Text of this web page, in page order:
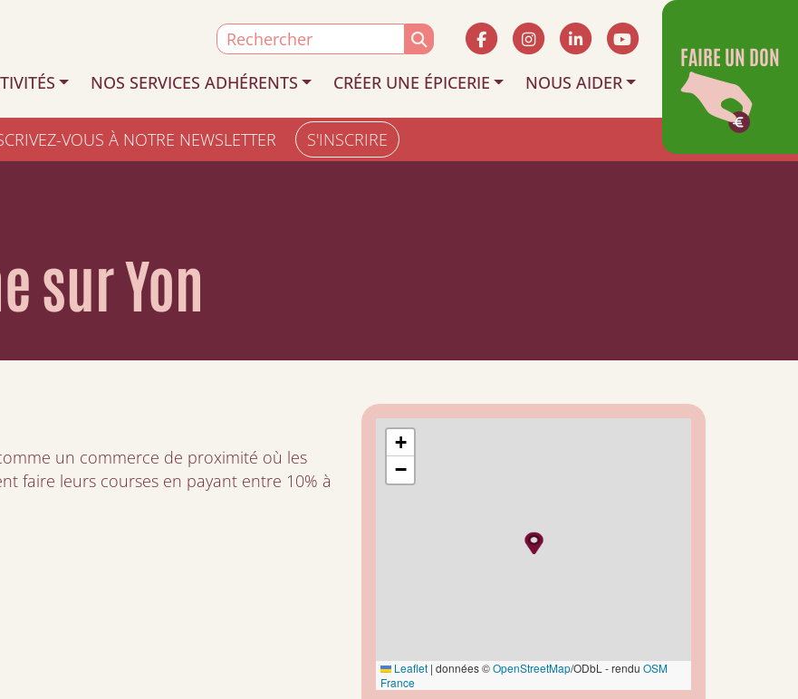
Search
for:
NOS SERVICES ADHÉRENTS CRÉER UNE ÉPICERIE NOUS AIDER
VOUS À NOTRE NEWSLETTER S'INSCRIRE
FAIRE UN DON
sur Yon
un commerce de proximité où les
faire leurs courses en payant entre 10% à
+
−
Leaflet | données ©OpenStreetMap/ODbL - rendu OSM
France